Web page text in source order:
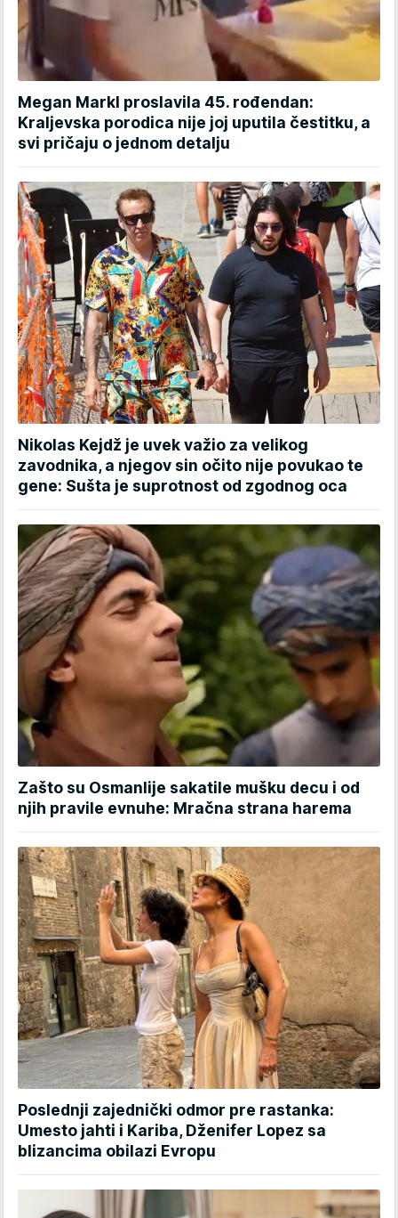
Megan Markl proslavila 45. rođendan:
Kraljevska porodica nije joj uputila čestitku, a
svi pričaju o jednom detalju
Nikolas Kejdž je uvek važio za velikog
zavodnika, a njegov sin očito nije povukao te
gene: Sušta je suprotnost od zgodnog oca
Zašto su Osmanlije sakatile mušku decu i od
njih pravile evnuhe: Mračna strana harema
Poslednji zajednički odmor pre rastanka:
Umesto jahti i Kariba, Dženifer Lopez sa
blizancima obilazi Evropu